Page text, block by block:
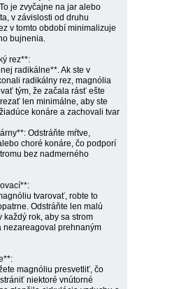
je zvyčajne na jar alebo
v závislosti od druhu
v tomto období minimalizuje
bujnenia.
rez**:
radikálne**. Ak ste v
radikálny rez, magnólia
tým, že začala rásť ešte
len minimálne, aby ste
konáre a zachovali tvar
Odstráňte mŕtve,
choré konáre, čo podporí
bez nadmerného
tvarovať, robte to
Odstráňte len malú
každý rok, aby sa strom
nezareagoval prehnaným
magnóliu presvetliť, čo
niektoré vnútorné